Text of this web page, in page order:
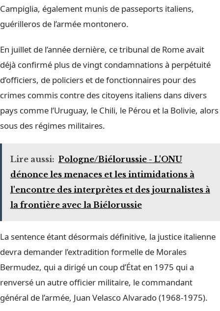
Campiglia, également munis de passeports italiens,
guérilleros de l’armée montonero.
En juillet de l’année dernière, ce tribunal de Rome avait
déjà confirmé plus de vingt condamnations à perpétuité
d’officiers, de policiers et de fonctionnaires pour des
crimes commis contre des citoyens italiens dans divers
pays comme l’Uruguay, le Chili, le Pérou et la Bolivie, alors
sous des régimes militaires.
Lire aussi: Pologne/Biélorussie - L'ONU
dénonce les menaces et les intimidations à
l'encontre des interprètes et des journalistes à
la frontière avec la Biélorussie
La sentence étant désormais définitive, la justice italienne
devra demander l’extradition formelle de Morales
Bermudez, qui a dirigé un coup d’État en 1975 qui a
renversé un autre officier militaire, le commandant
général de l’armée, Juan Velasco Alvarado (1968-1975).